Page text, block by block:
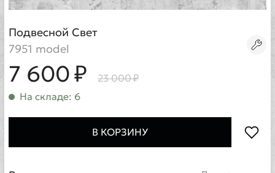
Подвесной Свет
7951 model
7 600 ₽
23 000 ₽
На складе: 6
В КОРЗИНУ